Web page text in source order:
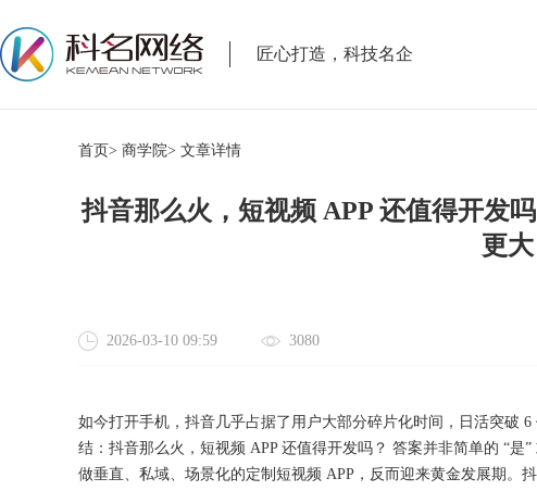
匠心打造，科技名企
首页> 商学院> 文章详情
抖音那么火，短视频 APP 还值得开发
更大
2026-03-10 09:59 3080
如今打开手机，抖音几乎占据了用户大部分碎片化时间，日活突破 6
结：抖音那么火，短视频 APP 还值得开发吗？ 答案并非简单的 “是
做垂直、私域、场景化的定制短视频 APP，反而迎来黄金发展期。